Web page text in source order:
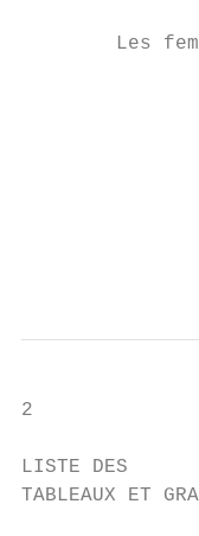
Les
2
LISTE DES
TABLEAUX ET